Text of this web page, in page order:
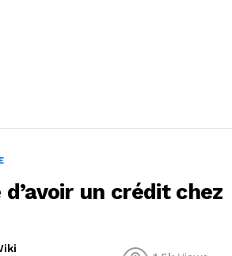
un crédit chez